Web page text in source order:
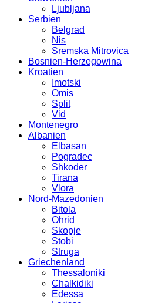
Ljubljana
Serbien
Belgrad
Nis
Sremska Mitrovica
Bosnien-Herzegowina
Kroatien
Imotski
Omis
Split
Vid
Montenegro
Albanien
Elbasan
Pogradec
Shkoder
Tirana
Vlora
Nord-Mazedonien
Bitola
Ohrid
Skopje
Stobi
Struga
Griechenland
Thessaloniki
Chalkidiki
Edessa